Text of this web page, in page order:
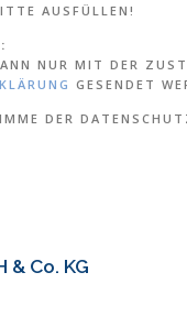
AUSFÜLLEN!
NUR MIT DER
GESENDET
DER
& Co. KG